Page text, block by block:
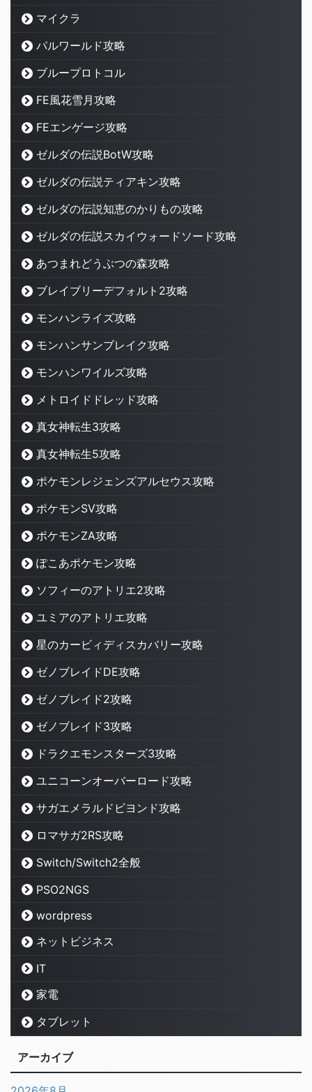
マイクラ
パルワールド攻略
ブループロトコル
FE風花雪月攻略
FEエンゲージ攻略
ゼルダの伝説BotW攻略
ゼルダの伝説ティアキン攻略
ゼルダの伝説知恵のかりもの攻略
ゼルダの伝説スカイウォードソード攻略
あつまれどうぶつの森攻略
ブレイブリーデフォルト2攻略
モンハンライズ攻略
モンハンサンブレイク攻略
モンハンワイルズ攻略
メトロイドドレッド攻略
真女神転生3攻略
真女神転生5攻略
ポケモンレジェンズアルセウス攻略
ポケモンSV攻略
ポケモンZA攻略
ぽこあポケモン攻略
ソフィーのアトリエ2攻略
ユミアのアトリエ攻略
星のカービィディスカバリー攻略
ゼノブレイドDE攻略
ゼノブレイド2攻略
ゼノブレイド3攻略
ドラクエモンスターズ3攻略
ユニコーンオーバーロード攻略
サガエメラルドビヨンド攻略
ロマサガ2RS攻略
Switch/Switch2全般
PSO2NGS
wordpress
ネットビジネス
IT
家電
タブレット
アーカイブ